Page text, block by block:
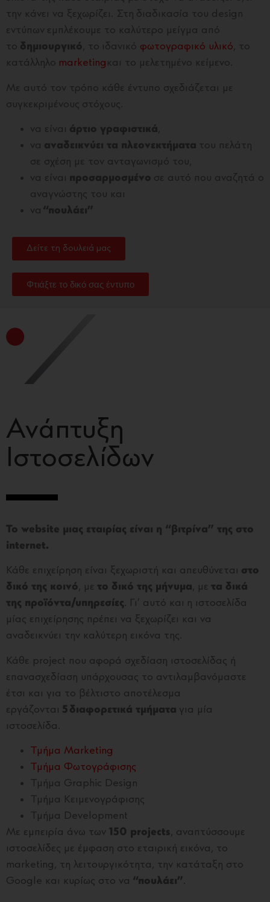
την κάνει να ξεχωρίζει. Στη διαδικασία του design
εντύπων εμπλέκουμε το καλύτερο μείγμα από
το δημιουργικό , το ιδανικό φωτογραφικό υλικό , το
κατάλληλο marketing και το μελετημένο κείμενο.
Με αυτό τον τρόπο κάθε έντυπο σχεδιάζεται με
συγκεκριμένους στόχους.
να είναι άρτιο γραφιστικά
να αναδεικνύει τα πλεονεκτήματα του πελάτη
σε σχέση με τον ανταγωνισμό του,
να είναι προσαρμοσμένο σε αυτό που αναζητά ο
αναγνώστης του και
να “πουλάει”
Δείτε τη δουλειά μας
Φτιάξτε το δικό σας έντυπο
Ανάπτυξη
Ιστοσελίδων
Το website μιας εταιρίας είναι η “βιτρίνα” της στο
internet.
Κάθε επιχείρηση είναι ξεχωριστή και απευθύνεται στο
δικό της κοινό, με το δικό της μήνυμα, με τα δικά
της προϊόντα/υπηρεσίες. Γι’ αυτό και η ιστοσελίδα
μίας επιχείρησης πρέπει να ξεχωρίζει και να
αναδεικνύει την καλύτερη εικόνα της.
Κάθε project που αφορά σχεδίαση ιστοσελίδας ή
επανασχεδίαση υπάρχουσας το αντιλαμβανόμαστε
έτσι και για το βέλτιστο αποτέλεσμα
εργάζονται 5 διαφορετικά τμήματα για μία
ιστοσελίδα.
Τμήμα Marketing
Τμήμα Φωτογράφισης
Τμήμα Graphic Design
Τμήμα Κειμενογράφισης
Τμήμα Development
Με εμπειρία άνω των 150 projects, αναπτύσσουμε
ιστοσελίδες με έμφαση στο εταιρική εικόνα, το
marketing, τη λειτουργικότητα, την κατάταξη στο
Google και κυρίως στο να “πουλάει”.